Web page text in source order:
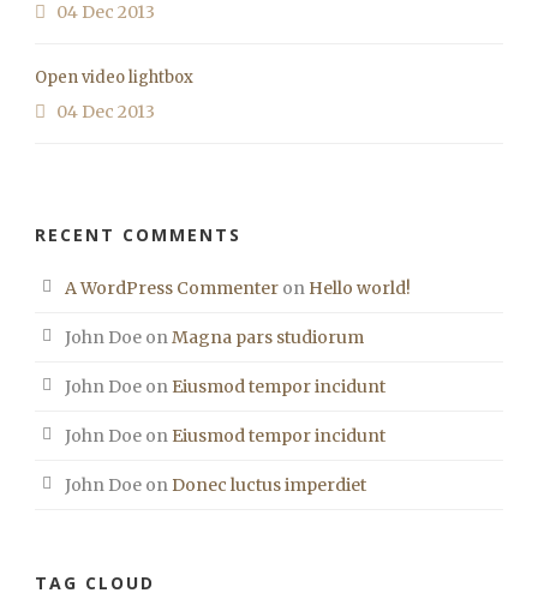
04 Dec 2013
Open video lightbox
04 Dec 2013
RECENT COMMENTS
A WordPress Commenter on Hello world!
John Doe onMagna pars studiorum
John Doe on Eiusmod tempor incidunt
John Doe on Eiusmod tempor incidunt
John Doe onDonec luctus imperdiet
TAG CLOUD